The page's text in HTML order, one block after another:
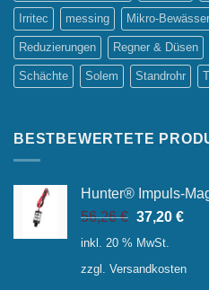
Irritec messing Mikro-
Reduzierungen Regner & Düsen
Schächte Solem Standrohr
BESTBEWERTETE
Hunter® Impuls-
56,26€
Preis
56,26 €
37,20 €
inkl. 20 % MwSt.
zzgl. Versandkosten